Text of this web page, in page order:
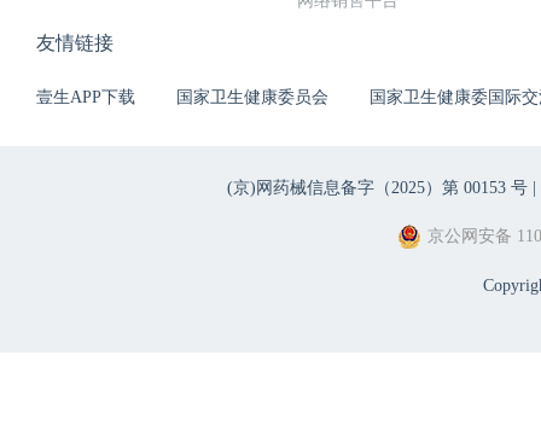
友情链接
壹生APP下载 国家卫生健康委员会 国家卫生健康委国际
(京)网药械信息备字（2025）第 00153 号 |
京公网安备